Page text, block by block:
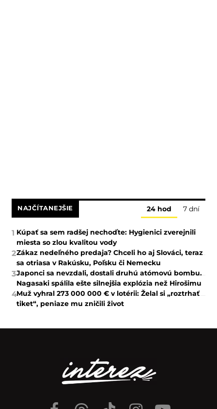
NAJČÍTANEJŠIE 24 hod 7 dní
1 Kúpať sa sem radšej nechoďte: Hygienici zverejnili
miesta so zlou kvalitou vody
2Zákaz nedeľného predaja? Chceli ho aj Slováci, teraz
sa otriasa v Rakúsku, Poľsku či Nemecku
3Japonci sa nevzdali, dostali druhú atómovú bombu.
Nagasaki spálila ešte silnejšia explózia než Hirošimu
4Muž vyhral 273 000 000 € v lotérii: Želal si „roztrhať
tiket“, peniaze mu zničili život